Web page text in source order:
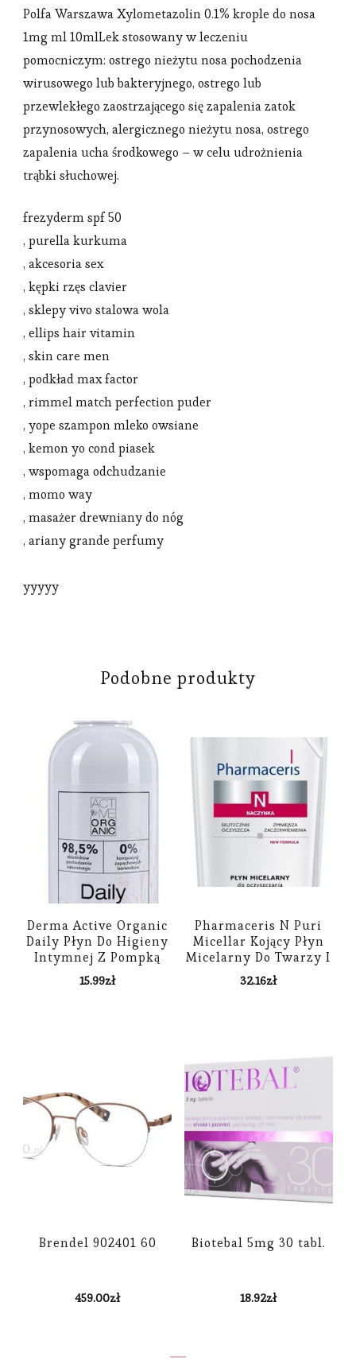
Polfa Warszawa Xylometazolin 0.1% krople do nosa
1mg ml 10mlLek stosowany w leczeniu
pomocniczym: ostrego nieżytu nosa pochodzenia
wirusowego lub bakteryjnego, ostrego lub
przewlekłego zaostrzającego się zapalenia zatok
przynosowych, alergicznego nieżytu nosa, ostrego
zapalenia ucha środkowego – w celu udrożnienia
trąbki słuchowej.
frezyderm spf 50
, purella kurkuma
, akcesoria sex
, kępki rzęs clavier
, sklepy vivo stalowa wola
, ellips hair vitamin
, skin care men
, podkład max factor
, rimmel match perfection puder
, yope szampon mleko owsiane
, kemon yo cond piasek
, wspomaga odchudzanie
, momo way
, masażer drewniany do nóg
, ariany grande perfumy
yyyyy
Podobne produkty
Derma Active Organic
Daily Płyn Do Higieny
Intymnej Z Pompką
200ml
15.99zł
Pharmaceris N Puri
Micellar Kojący Płyn
Micelarny Do Twarzy I
Oczu 200Ml
32.16zł
Brendel 902401 60
459.00zł
Biotebal 5mg 30 tabl.
18.92zł